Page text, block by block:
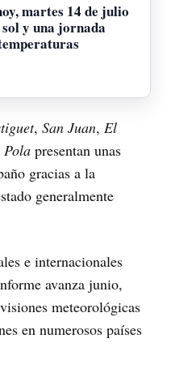
martes 14 de julio
y una jornada
, San Juan, El
Pola presentan unas
gracias a la
generalmente
e internacionales
avanza junio,
meteorológicas
en numerosos países